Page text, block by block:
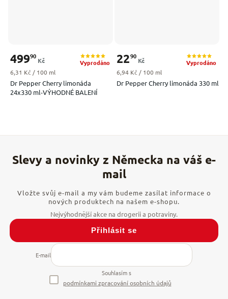
Dr Pepper Cherry limonáda
24x330 ml-VÝHODNÉ BALENÍ
Vyprodáno
49990
Kč
Měrná cena:
6,31 Kč / 100 ml
Dr Pepper Cherry limonáda 330 ml
Vyprodáno
2290
Kč
Měrná cena:
6,94 Kč / 100 ml
Vložte svůj e-mail a my vám budeme zasílat informace o
nových produktech na našem e-shopu.
E-mail
Souhlasím s
podmínkami zpracování osobních údajů
Přihlásit se